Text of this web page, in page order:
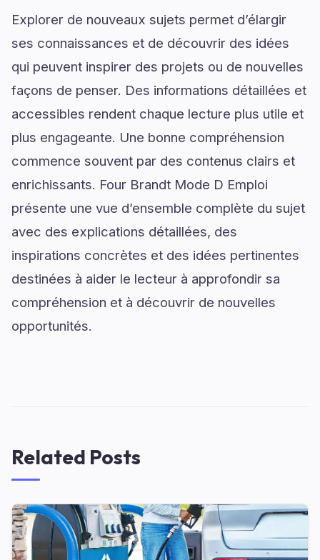
Explorer de nouveaux sujets permet d’élargir
ses connaissances et de découvrir des idées
qui peuvent inspirer des projets ou de nouvelles
façons de penser. Des informations détaillées et
accessibles rendent chaque lecture plus utile et
plus engageante. Une bonne compréhension
commence souvent par des contenus clairs et
enrichissants. Four Brandt Mode D Emploi
présente une vue d’ensemble complète du sujet
avec des explications détaillées, des
inspirations concrètes et des idées pertinentes
destinées à aider le lecteur à approfondir sa
compréhension et à découvrir de nouvelles
opportunités.
Related Posts